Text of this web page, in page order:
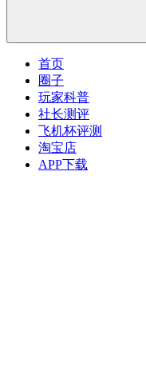
首页
圈子
玩家科普
社长测评
飞机杯评测
淘宝店
APP下载